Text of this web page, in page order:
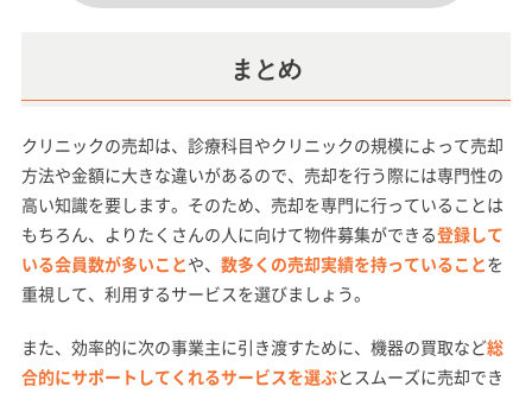
まとめ
クリニックの売却は、診療科目やクリニックの規模によって売却
方法や金額に大きな違いがあるので、売却を行う際には専門性の
高い知識を要します。そのため、売却を専門に行っていることは
もちろん、よりたくさんの人に向けて物件募集ができる登録して
いる会員数が多いことや、 数多くの売却実績を持っていることを
重視して、利用するサービスを選びましょう。
また、効率的に次の事業主に引き渡すために、機器の買取など総
合的にサポートしてくれるサービスを選ぶとスムーズに売却でき